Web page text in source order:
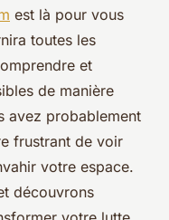
est là pour vous
toutes les
et
de manière
avez probablement
frustrant de voir
votre espace.
découvrons